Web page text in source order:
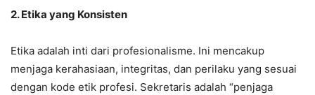
2. Etika yang Konsisten
Etika adalah inti dari profesionalisme. Ini mencakup
menjaga kerahasiaan, integritas, dan perilaku yang sesuai
dengan kode etik profesi. Sekretaris adalah “penjaga